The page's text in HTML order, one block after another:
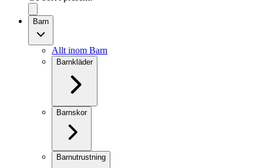
Barn
Allt inom Barn
Barnkläder
Barnskor
Barnutrustning